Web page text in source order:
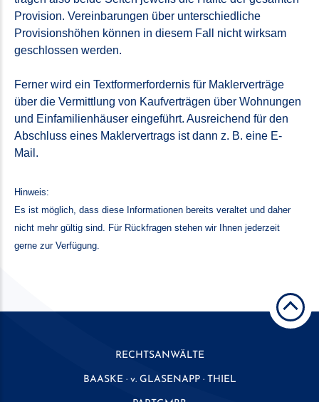
Provision. Vereinbarungen über unterschiedliche
Provisionshöhen können in diesem Fall nicht wirksam
geschlossen werden.
Ferner wird ein Textformerfordernis für Maklerverträge
über die Vermittlung von Kaufverträgen über Wohnungen
und Einfamilienhäuser eingeführt. Ausreichend für den
Abschluss eines Maklervertrags ist dann z. B. eine E-
Mail.
Hinweis:
Es ist möglich, dass diese Informationen bereits veraltet und daher
nicht mehr gültig sind. Für Rückfragen stehen wir Ihnen jederzeit
gerne zur Verfügung.
RECHTSANWÄLTE
BAASKE · v. GLASENAPP · THIEL